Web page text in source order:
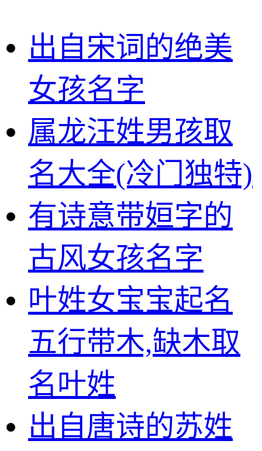
出自宋词的绝美
女孩名字
属龙汪姓男孩取
名大全(冷门独特)
有诗意带姮字的
古风女孩名字
叶姓女宝宝起名
五行带木,缺木取
名叶姓
出自唐诗的苏姓